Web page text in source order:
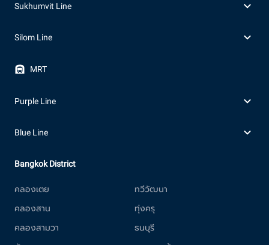
Sukhumvit Line
Silom Line
MRT
Purple Line
Blue Line
Bangkok District
คลองเตย
คลองสาน
คลองสามวา
ทวีวัฒนา
ทุ่งครุ
ธนบุรี